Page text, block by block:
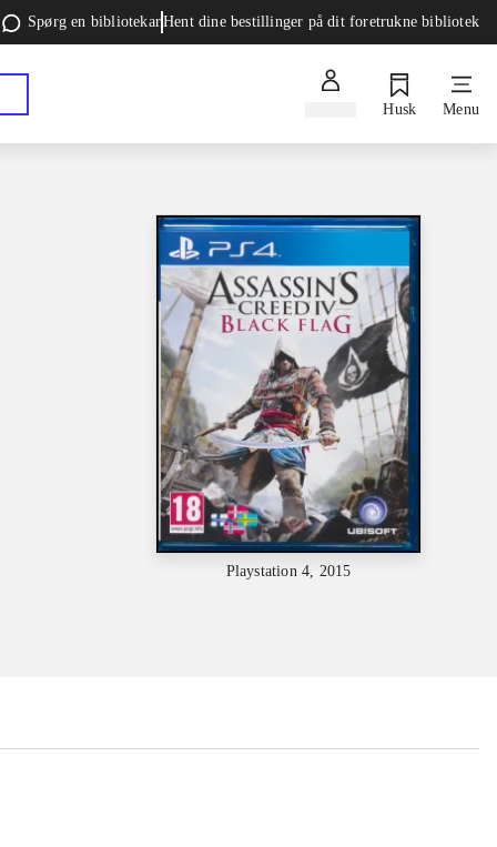
Spørg en bibliotekarHent dine bestillinger på dit foretrukne bibliotek
Husk Menu
Playstation 4, 2015